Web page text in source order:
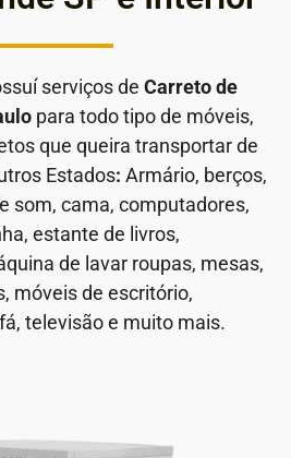
serviços de Carreto de
para todo tipo de móveis,
que queira transportar de
Estados: Armário, berços,
som, cama, computadores,
estante de livros,
de lavar roupas, mesas,
móveis de escritório,
televisão e muito mais.